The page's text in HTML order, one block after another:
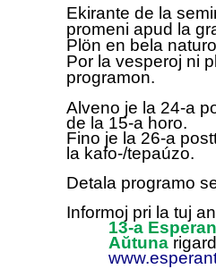
Ekirante de la
promeni apud la
Plön en bela
Por la vesperoj ni
programon.
Alveno je la 24-a p
de la 15-a horo.
Fino je la 26-a
la kafo-/tepaúzo.
Detala programo
Informoj pri la tuj
13-a
Aŭtuna